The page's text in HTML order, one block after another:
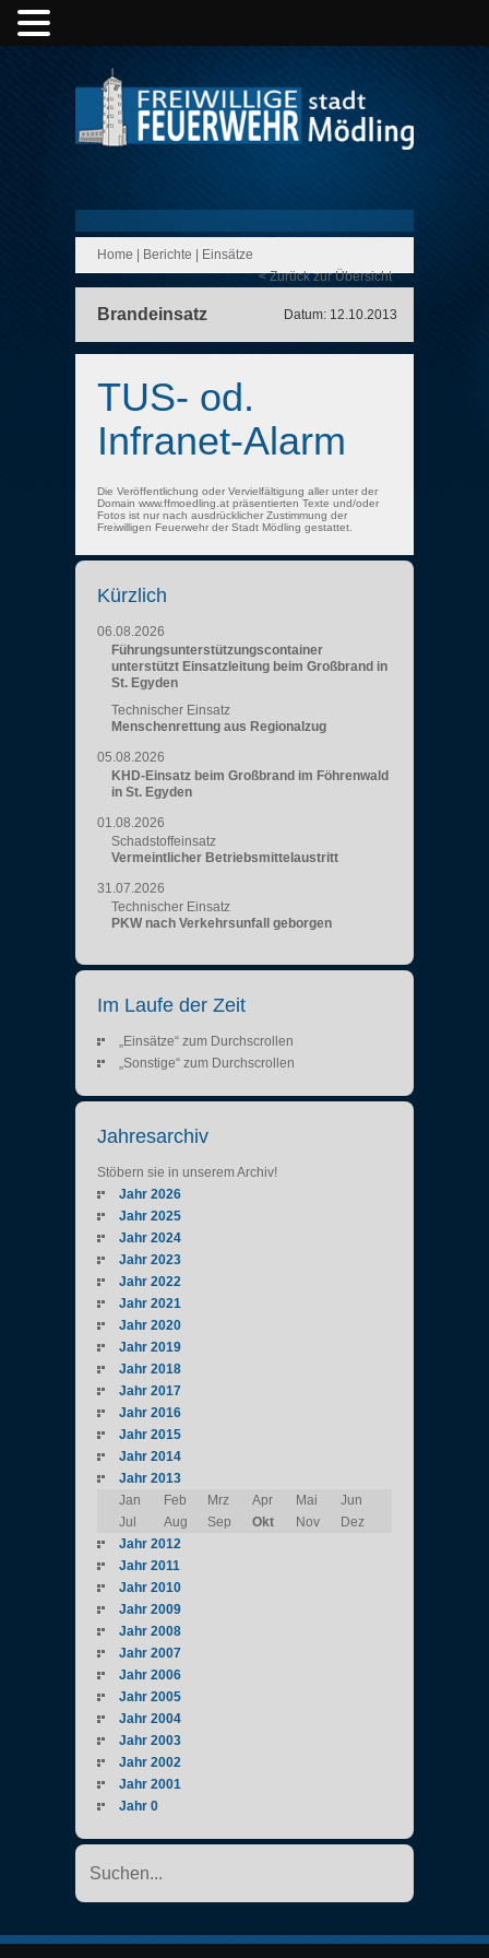
Home Berichte
Einsätze
< Zurück zur Übersicht
Brandeinsatz Datum: 12.10.2013
TUS- od.
Infranet-Alarm
Die Veröffentlichung oder Vervielfältigung aller unter der
Domain www.ffmoedling.at präsentierten Texte und/oder
Fotos ist nur nach ausdrücklicher Zustimmung der
Freiwilligen Feuerwehr der Stadt Mödling gestattet.
Kürzlich
06.08.2026
Führungsunterstützungscontainer
unterstützt Einsatzleitung beim Großbrand in
St. Egyden
Technischer Einsatz
Menschenrettung aus Regionalzug
05.08.2026
KHD-Einsatz beim Großbrand im Föhrenwald
in St. Egyden
01.08.2026
Schadstoffeinsatz
Vermeintlicher Betriebsmittelaustritt
31.07.2026
Technischer Einsatz
PKW nach Verkehrsunfall geborgen
Im Laufe der Zeit
„Einsätze“ zum Durchscrollen
„Sonstige“ zum Durchscrollen
Jahresarchiv
Stöbern sie in unserem Archiv!
Jahr 2026
Jahr 2025
Jahr 2024
Jahr 2023
Jahr 2022
Jahr 2021
Jahr 2020
Jahr 2019
Jahr 2018
Jahr 2017
Jahr 2016
Jahr 2015
Jahr 2014
Jahr 2013
Jan
Feb Mrz Apr Mai
Jun
Jul
Aug Sep Okt Nov
Dez
Jahr 2012
Jahr 2011
Jahr 2010
Jahr 2009
Jahr 2008
Jahr 2007
Jahr 2006
Jahr 2005
Jahr 2004
Jahr 2003
Jahr 2002
Jahr 2001
Jahr 0